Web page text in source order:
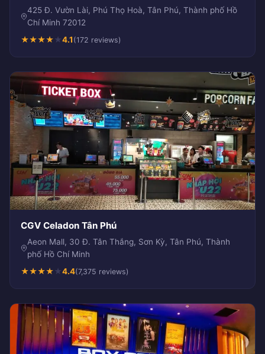
425 Đ. Vườn Lài, Phú Thọ Hoà, Tân Phú, Thành phố Hồ
Chí Minh 72012
★★★★★4.1 (172 reviews)
CGV Celadon Tân Phú
Aeon Mall, 30 Đ. Tân Thắng, Sơn Kỳ, Tân Phú, Thành
phố Hồ Chí Minh
★★★★★4.4(7,375 reviews)